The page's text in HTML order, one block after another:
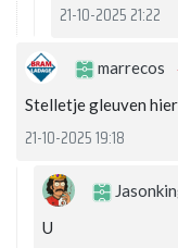
21-10-2025 21:22
marrecos
Stelletje gleuven hier
21-10-2025 19:18
U